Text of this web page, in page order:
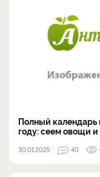
Полный
году: сеем овощи
30.01.2025 40